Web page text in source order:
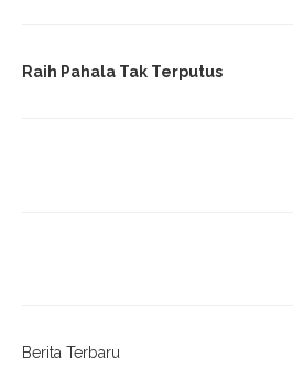
Raih Pahala Tak Terputus
Berita Terbaru